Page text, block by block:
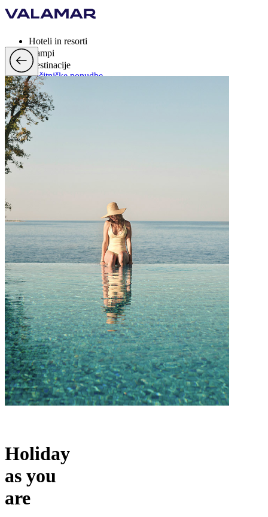
Hoteli in resorti
Kampi
Destinacije
Počitniške ponudbe
Valamar Rewards
Blagovne znamke
Več
si, EUR
Holiday
as you
are